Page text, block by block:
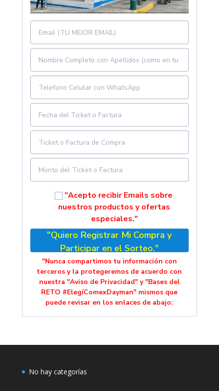
"Acepto recibir Emails sobre
nuestros productos y ofertas
especiales."
"Quiero Registrar Mi Compra y
Participar en el Sorteo."
"Nunca compartimos tu información con
terceros y la protegeremos de acuerdo con
nuestra "Aviso de Privacidad" y "Bases del
RETO #ElegíComexDayman" mismos que
puede revisar en los enlaces de abajo:
No hay categorías